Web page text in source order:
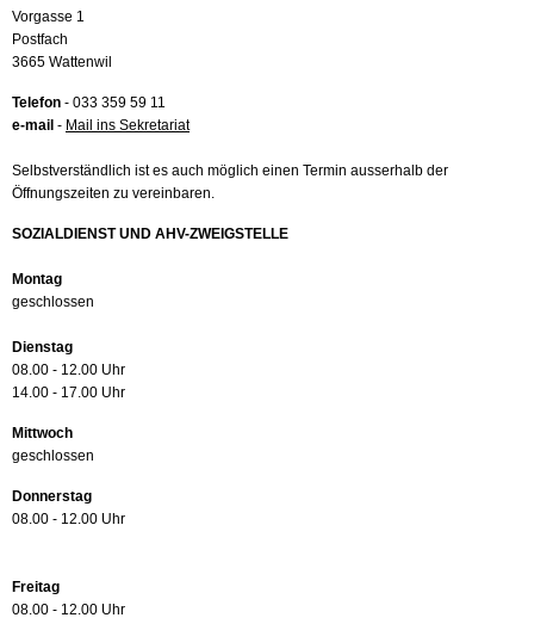
Vorgasse 1
Postfach
3665 Wattenwil
Telefon - 033 359 59 11
e-mail - Mail ins Sekretariat
Selbstverständlich ist es auch möglich einen Termin ausserhalb der
Öffnungszeiten zu vereinbaren.
SOZIALDIENST UND AHV-ZWEIGSTELLE
Montag
geschlossen
Dienstag
08.00 - 12.00 Uhr
14.00 - 17.00 Uhr
Mittwoch
geschlossen
Donnerstag
08.00 - 12.00 Uhr
Freitag
08.00 - 12.00 Uhr